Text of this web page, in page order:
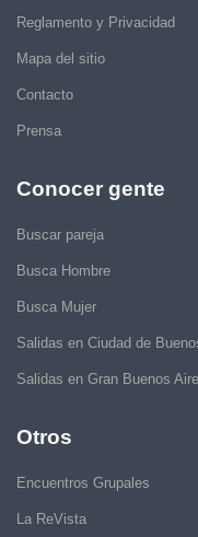
Reglamento y Privacidad
Mapa del sitio
Contacto
Prensa
Conocer gente
Buscar pareja
Busca Hombre
Busca Mujer
Salidas en Ciudad de
Salidas en Gran Buenos
Otros
Encuentros Grupales
La ReVista